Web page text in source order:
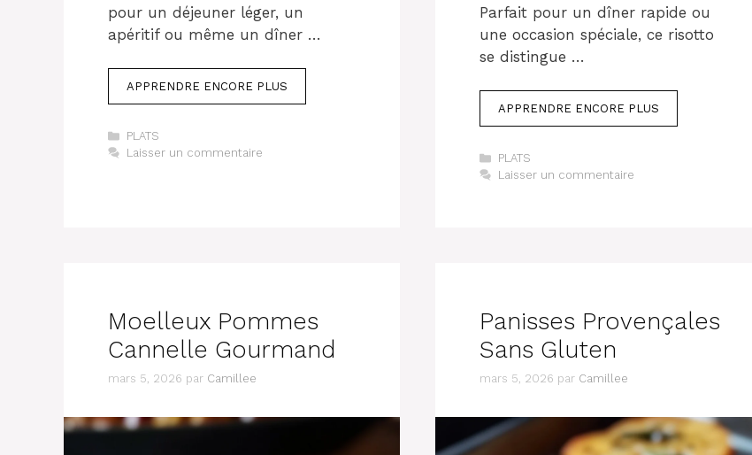
pour un déjeuner léger, un
apéritif ou même un dîner …
APPRENDRE ENCORE PLUS
Catégories
PLATS
Laisser un commentaire
Parfait pour un dîner rapide ou
une occasion spéciale, ce risotto
se distingue …
APPRENDRE ENCORE PLUS
Catégories
PLATS
Laisser un commentaire
Moelleux Pommes
Cannelle Gourmand
mars 5, 2026 par Camillee
Panisses Provençales
Sans Gluten
mars 5, 2026 par Camillee